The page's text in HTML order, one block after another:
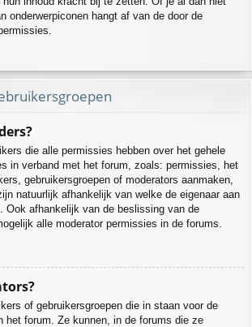
onderwerpiconen hangt af van de door de
die alle permissies hebben over het gehele
in verband met het forum, zoals: permissies, het
gebruikersgroepen of moderators aanmaken,
natuurlijk afhankelijk van welke de eigenaar aan
Ook afhankelijk van de beslissing van de
alle moderator permissies in de forums.
of gebruikersgroepen die in staan voor de
het forum. Ze kunnen, in de forums die ze